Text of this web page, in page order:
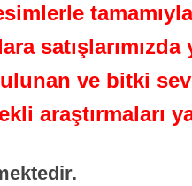
ve bitki
araştırmaları